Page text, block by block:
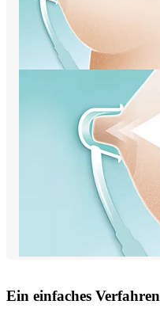
Ein einfaches Verfahren